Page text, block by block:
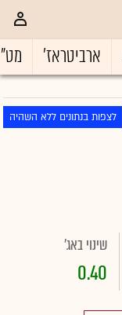
ארביטראז'
לצפות בנתונים ללא השהיה
שינוי באג'
0.40